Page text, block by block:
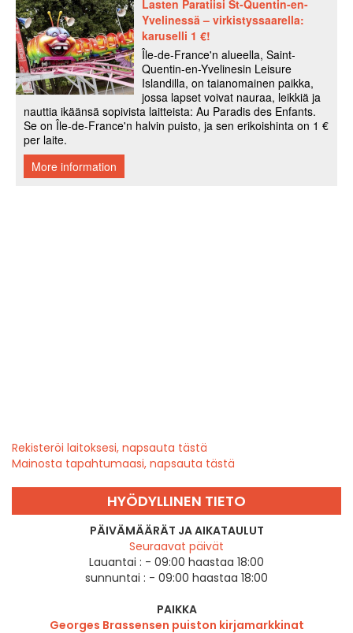
Rekisteröi laitoksesi, napsauta tästä
Mainosta tapahtumaasi, napsauta tästä
HYÖDYLLINEN TIETO
PÄIVÄMÄÄRÄT JA AIKATAULUT
Seuraavat päivät
Lauantai : - 09:00 haastaa 18:00
sunnuntai : - 09:00 haastaa 18:00
PAIKKA
Georges Brassensen puiston kirjamarkkinat